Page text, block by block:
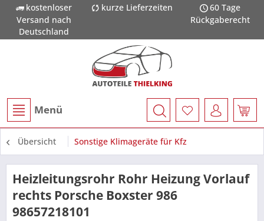
kostenloser
Versand nach
Deutschland
kurze Lieferzeiten
60 Tage
Rückgaberecht
Menü
Übersicht Sonstige Klimageräte für Kfz
Heizleitungsrohr Rohr Heizung Vorlauf
rechts Porsche Boxster 986
98657218101